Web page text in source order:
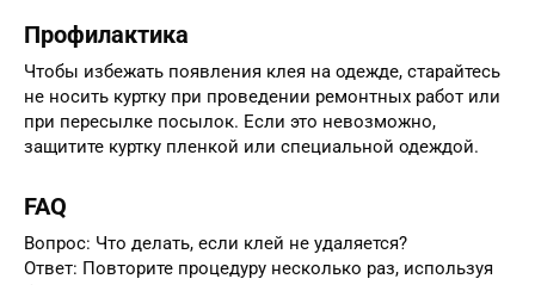
Профилактика
Чтобы избежать появления клея на одежде, старайтесь
не носить куртку при проведении ремонтных работ или
при пересылке посылок. Если это невозможно,
защитите куртку пленкой или специальной одеждой.
FAQ
Вопрос: Что делать, если клей не удаляется?
Ответ: Повторите процедуру несколько раз, используя